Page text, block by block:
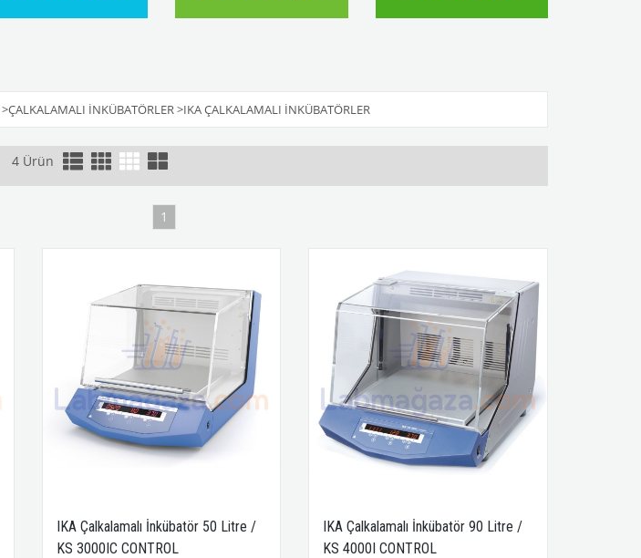
>ÇALKALAMALI İNKÜBATÖRLER>IKA ÇALKALAMALI İNKÜBATÖRLER
4 Ürün
1
IKA Çalkalamalı İnkübatör 50 Litre /
KS 3000IC CONTROL
IKA Çalkalamalı İnkübatör 90 Litre /
KS 4000I CONTROL